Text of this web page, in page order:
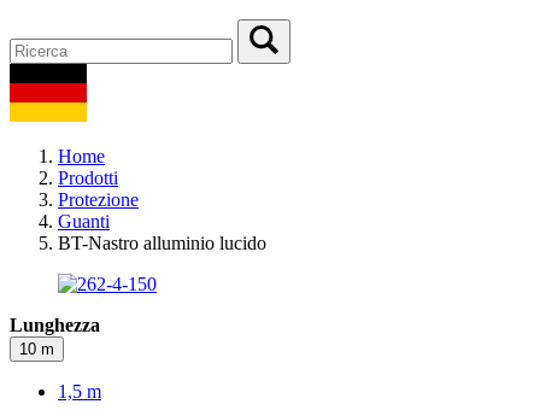
Home
Prodotti
Protezione
Guanti
BT-Nastro alluminio lucido
Lunghezza
10 m
1,5 m